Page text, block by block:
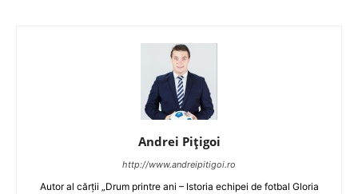
Andrei Pițigoi
http://www.andreipitigoi.ro
Autor al cărţii „Drum printre ani – Istoria echipei de fotbal Gloria